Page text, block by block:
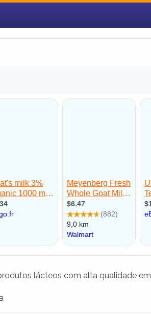
lácteos com alta qualidade em